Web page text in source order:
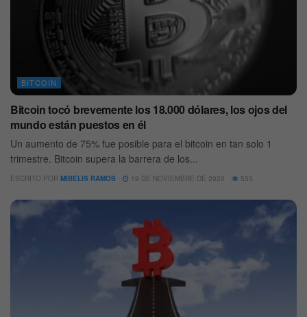
BITCOIN
Bitcoin tocó brevemente los 18.000 dólares, los ojos del
mundo están puestos en él
Un aumento de 75% fue posible para el bitcoin en tan solo 1
trimestre. Bitcoin supera la barrera de los...
ESCRITO POR MIBELIS RAMOS 19 DE NOVIEMBRE DE 2020 533